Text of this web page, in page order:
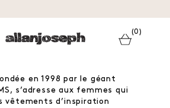
(0)
en 1998 par le géant
s’adresse aux femmes qui
vêtements d’inspiration